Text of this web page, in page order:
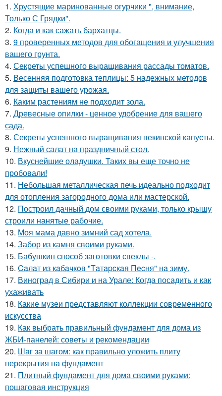
1. Хрустящие маринованные огурчики ", внимание,
Только С Грядки".
2. Когда и как сажать бархатцы.
3. 9 проверенных методов для обогащения и улучшения
вашего грунта.
4. Секреты успешного выращивания рассады томатов.
5. Весенняя подготовка теплицы: 5 надежных методов
для защиты вашего урожая.
6. Каким растениям не подходит зола.
7. Древесные опилки - ценное удобрение для вашего
сада.
8. Секреты успешного выращивания пекинской капусты.
9. Нежный салат на праздничный стол.
10. Вкуснейшие оладушки. Таких вы еще точно не
пробовали!
11. Небольшая металлическая печь идеально подходит
для отопления загородного дома или мастерской.
12. Построил дачный дом своими руками, только крышу
строили нанятые рабочие.
13. Моя мама давно зимний сад хотела.
14. Забор из камня своими руками.
15. Бабушкин способ заготовки свеклы -.
16. Caлaт из кaбaчкoв "Тaтapcкaя Пecня" нa зиму.
17. Виноград в Сибири и на Урале: Когда посадить и как
ухаживать
18. Какие музеи представляют коллекции современного
искусства
19. Как выбрать правильный фундамент для дома из
ЖБИ-панелей: советы и рекомендации
20. Шаг за шагом: как правильно уложить плиту
перекрытия на фундамент
21. Плитный фундамент для дома своими руками:
пошаговая инструкция